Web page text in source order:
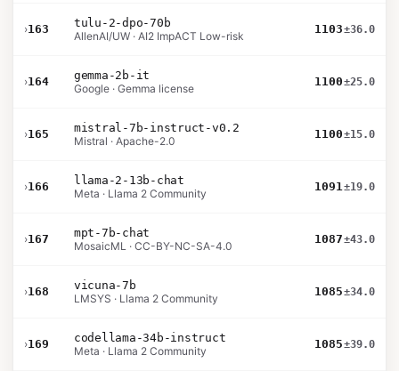
›163
tulu-2-dpo-70b
AllenAI/UW · AI2 ImpACT Low-risk
1103±36.0
›164
gemma-2b-it
Google · Gemma license
1100±25.0
›165
mistral-7b-instruct-v0.2
Mistral · Apache-2.0
1100±15.0
›166
llama-2-13b-chat
Meta · Llama 2 Community
1091±19.0
›167
mpt-7b-chat
MosaicML · CC-BY-NC-SA-4.0
1087±43.0
›168
vicuna-7b
LMSYS · Llama 2 Community
1085±34.0
›169
codellama-34b-instruct
Meta · Llama 2 Community
1085±39.0